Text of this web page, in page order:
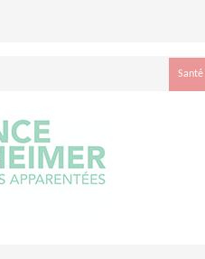
Santé